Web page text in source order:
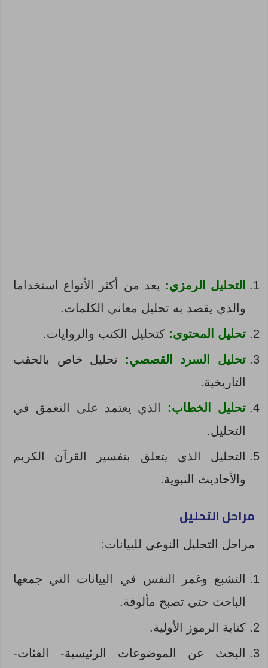
التحليل الرمزي: يعد من أكثر الأنواع استخداما
والذي يقصد به تحليل معاني الكلمات.
تحليل المحتوى: كتحليل الكتب والروايات.
تحليل السرد القصصي: تحليل خاص بالحقب
التاريخية.
تحليل الخطاب: الذي يعتمد على التعمق في
التحليل.
التحليل الذي يتعلق بتفسير القرآن الكريم
والأحاديث النبوية.
مراحل التحليل
مراحل التحليل النوعي للبيانات:
التشبع وغمر النفس في البيانات التي جمعها
الباحث حتى تصبح مألوفة.
كتابة الرموز الأولية.
البحث عن الموضوعات الرئيسية- الفئات-